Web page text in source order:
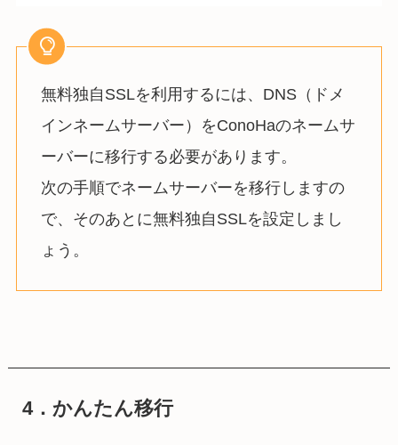
無料独自SSLを利用するには、DNS（ドメ
インネームサーバー）をConoHaのネームサ
ーバーに移行する必要があります。
次の手順でネームサーバーを移行しますの
で、そのあとに無料独自SSLを設定しまし
ょう。
4．かんたん移行